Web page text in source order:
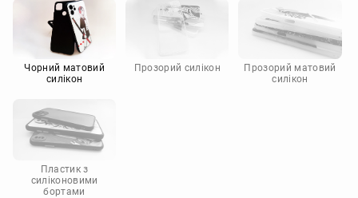
Motorola
Чорний матовий
силікон
Прозорий силікон
Прозорий матовий
силікон
Пластик з
силіконовими
бортами